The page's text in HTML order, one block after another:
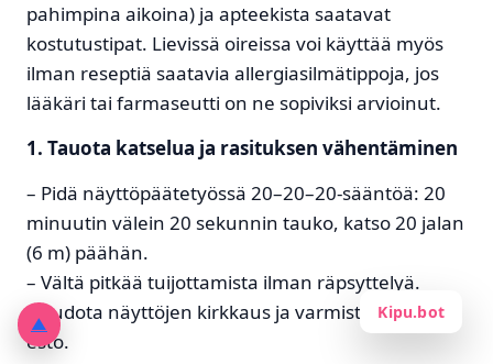
pahimpina aikoina) ja apteekista saatavat
kostutustipat. Lievissä oireissa voi käyttää myös
ilman reseptiä saatavia allergiasilmätippoja, jos
lääkäri tai farmaseutti on ne sopiviksi arvioinut.
1. Tauota katselua ja rasituksen vähentäminen
– Pidä näyttöpäätetyössä 20–20–20-sääntöä: 20
minuutin välein 20 sekunnin tauko, katso 20 jalan
(6 m) päähän.
– Vältä pitkää tuijottamista ilman räpsyttelyä.
– Pudota näyttöjen kirkkaus ja varmista häikäisyn
esto.
▲
Kipu.bot